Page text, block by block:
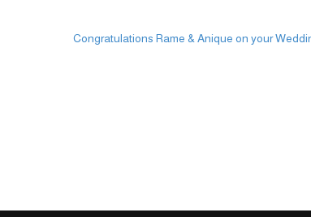
Congratulations Rame & Anique on your